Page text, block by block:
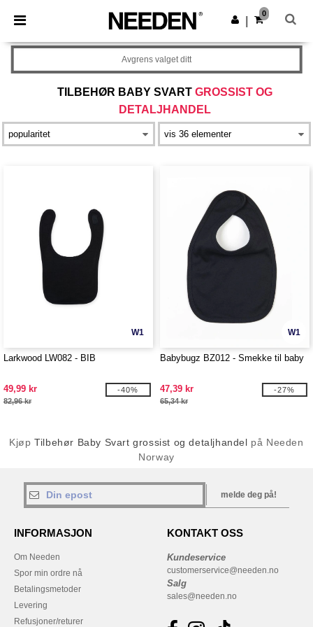
× Needen-app
Bedre priser i appen!
Last ned app
0
TILBEHØR BABY SVART GROSSIST OG
DETALJHANDEL
Avgrens valget ditt
W1
Larkwood LW082 - BIB
49,99 kr
82,96 kr
-40%
W1
Babybugz BZ012 - Smekke til baby
47,39 kr
65,34 kr
-27%
KjøpTilbehør Baby Svart grossist og detaljhandel på Needen
Norway
melde deg på!
INFORMASJON
Om Needen
Spor min ordre nå
Betalingsmetoder
Levering
Refusjoner/returer
KONTAKT OSS
Kundeservice
customerservice@needen.no
Salg
sales@needen.no